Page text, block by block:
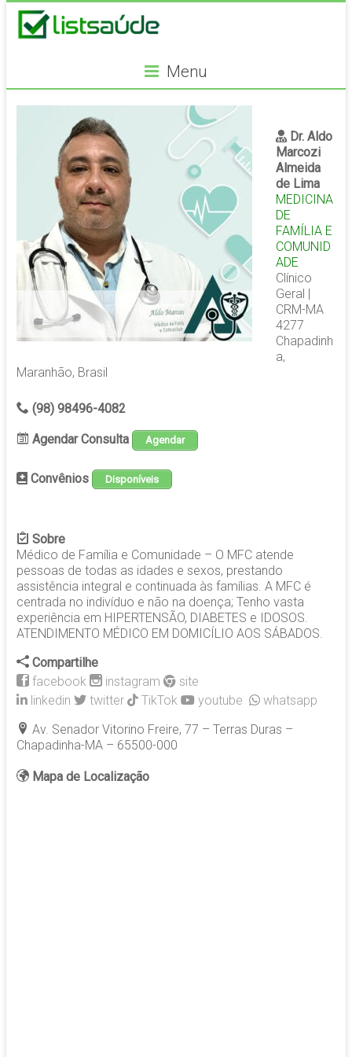
Menu
Dr. Aldo
Marcozi
Almeida
de Lima
MEDICINA
DE
FAMÍLIA E
COMUNID
ADE
Clínico
Geral |
CRM-MA
4277
Chapadinh
a,
Maranhão, Brasil
(98) 98496-4082
Agendar Consulta Agendar
Convênios Disponíveis
Sobre
Médico de Família e Comunidade – O MFC atende
pessoas de todas as idades e sexos, prestando
assistência integral e continuada às famílias. A MFC é
centrada no indivíduo e não na doença; Tenho vasta
experiência em HIPERTENSÃO, DIABETES e IDOSOS.
ATENDIMENTO MÉDICO EM DOMICÍLIO AOS SÁBADOS.
Compartilhe
facebook
instagram
site
linkedin
twitter TikTok youtube
whatsapp
Av. Senador Vitorino Freire, 77 – Terras Duras –
Chapadinha-MA – 65500-000
Mapa de Localização